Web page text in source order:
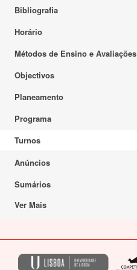
Bibliografia
Horário
Métodos de Ensino e Avaliações
Objectivos
Planeamento
Programa
Turnos
Anúncios
Sumários
Ver Mais